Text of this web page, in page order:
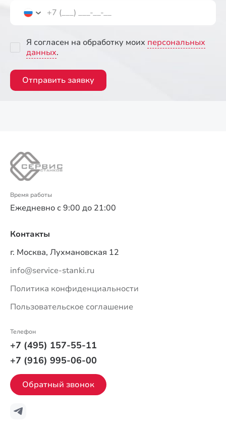
Я согласен на обработку моих персональных
данных.
Отправить заявку
Время работы
Ежедневно с 9:00 до 21:00
Контакты
г. Москва, Лухмановская 12
info@service-stanki.ru
Политика конфиденциальности
Пользовательское соглашение
Телефон
+7 (495) 157-55-11
+7 (916) 995-06-00
Обратный звонок